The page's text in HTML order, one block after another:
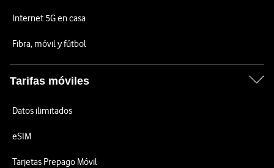
Internet 5G en casa
Fibra, móvil y fútbol
Tarifas móviles
Datos ilimitados
eSIM
Tarjetas Prepago Móvil